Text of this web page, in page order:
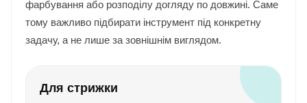
фарбування або розподілу догляду по довжині. Саме
тому важливо підбирати інструмент під конкретну
задачу, а не лише за зовнішнім виглядом.
Для стрижки